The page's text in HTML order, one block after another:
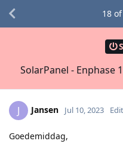
SolarPanel - Enphase
18 of
J Jansen Jul 10, 2023
Goedemiddag,